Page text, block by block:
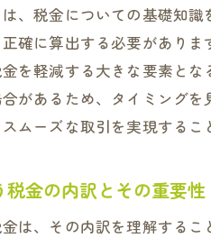
寝
、税金についての基礎知
確に算出する必要があり
を軽減する大きな要素と
があるため、タイミング
ムーズな取引を実現するこ
金の内訳とその重要性
は、その内訳を理解する